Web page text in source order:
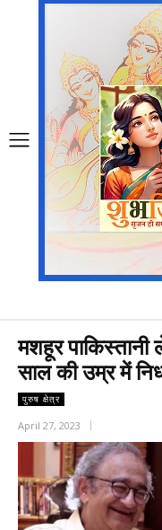
मशहूर
साल की उम्र में
पुरुष क्षेत्र
April 27, 2023